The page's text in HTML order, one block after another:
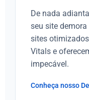
De nada
seu site
sites
Vitals e
impecável.
Conheça nosso